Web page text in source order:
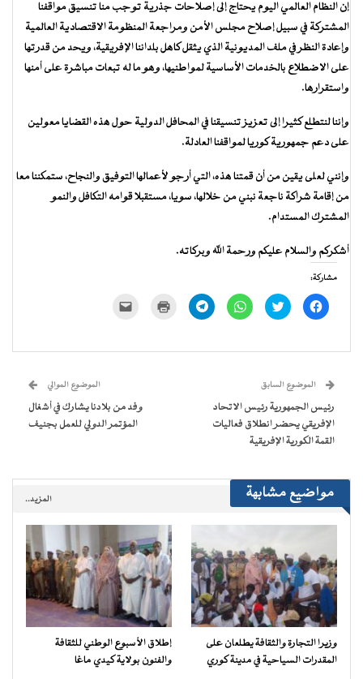
إن النظام العالمي اليوم يحتاج إلى إصلاحات جذرية توجب منا تنسيق مواقفنا
المشتركة في سبيل إصلاح مجلس الأمن ومراجعة المنظومة الاقتصادية العالمية
وإعادة النظر في ملف المديونية الذي يثقل كاهل بلداننا الإفريقية، ويحد من قدرتها
على الاضطلاع بالخدمات الأساسية لمواطنيها، وهو ما له تبعات مباشرة على أمنها
واستقرارها.
وإننا لنتطلع كثيرا إلى تعزيز تنسيقنا في المحافل الدولية حول هذه القضايا معولين
على دعم جمهورية كوريا لمواقفنا العادلة.
وإنني لعلى يقين من أن قمتنا هذه، التي أرجو لأعمالها التوفيق والنجاح، ستمكننا معا
من إقامة شراكة ناجعة نبني من خلالها، سويا، مستقبلا قوامه التكافل والنمو
المشترك المستدام.
أشكركم والسلام عليكم ورحمة الله وبركاته.
مشاركة:
انقر
للمشاركة
في
اضغط
للمشاركة
في
انقر
للمشاركة
في
انقر
للمشاركة
في
للطباعة
جديدة) الإلكتروني
نافذة
جديدة)
الموضوع السابق
رئيس الجمهورية رئيس الاتحاد
الإفريقي يحضر انطلاق فعاليات
القمة الكورية الإفريقية
الموضوع الموالي
وفد من بلادنا يشارك في أشغال
المؤتمر الدولي للعمل بجنيف
مواضيع مشابهة المزيد..
وزيرا التجارة والثقافة يطلعان على
المقدرات السياحية في مدينة كوري
إطلاق الأسبوع الوطني للثقافة
والفنون بولاية كيدي ماغا